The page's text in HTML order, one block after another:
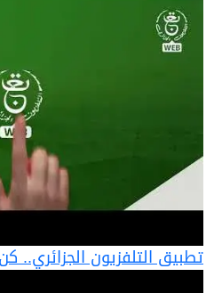
تطبيق التلفزيون